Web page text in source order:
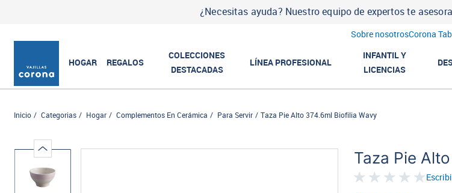
¿Necesitas ayuda? Nuestro equipo de expertos te
Sobre nosotrosCorona
HOGAR REGALOS
COLECCIONES
DESTACADAS
LÍNEA PROFESIONAL
INFANTIL Y
LICENCIAS
Inicio Categorias Hogar Complementos En Cerámica Para Servir Taza Pie Alto 374.6ml Biofilia Wavy
Taza Pie